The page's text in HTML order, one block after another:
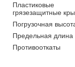
Пластиковые
грязезащитные
Погрузочная
Предельная длина
Противооткаты